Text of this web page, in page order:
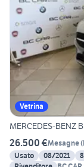
Vetrina
MERCEDES-BENZ
26.500 €Mesagne(
Usato
08/2021